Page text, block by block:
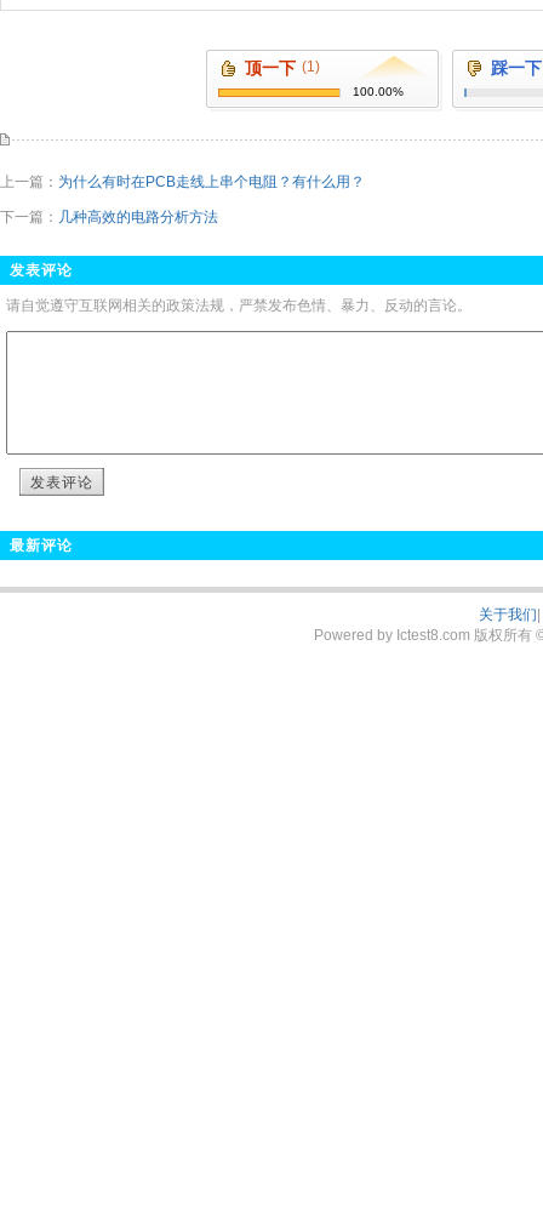
顶一下 (1)
100.00%
踩一下
上一篇： 为什么有时在PCB走线上串个电阻？有什么用？
下一篇： 几种高效的电路分析方法
发表评论
请自觉遵守互联网相关的政策法规，严禁发布色情、暴力、反动的言论。
发表评论
最新评论
关于我们
Powered by Ictest8.com 版权所